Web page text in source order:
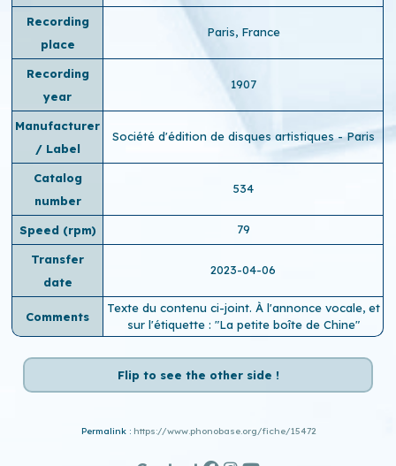
Recording
place
Paris, France
Recording
year
1907
Manufacturer
/ Label
Société d'édition de disques artistiques - Paris
Catalog
number
534
Speed ​​(rpm) 79
Transfer
date
2023-04-06
Comments
Texte du contenu ci-joint. À l'annonce vocale, et
sur l'étiquette : "La petite boîte de Chine"
Flip to see the other side !
Permalink : https://www.phonobase.org/fiche/15472